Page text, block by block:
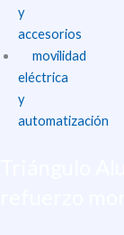
y
accesorios
movilidad
eléctrica
y
automatización